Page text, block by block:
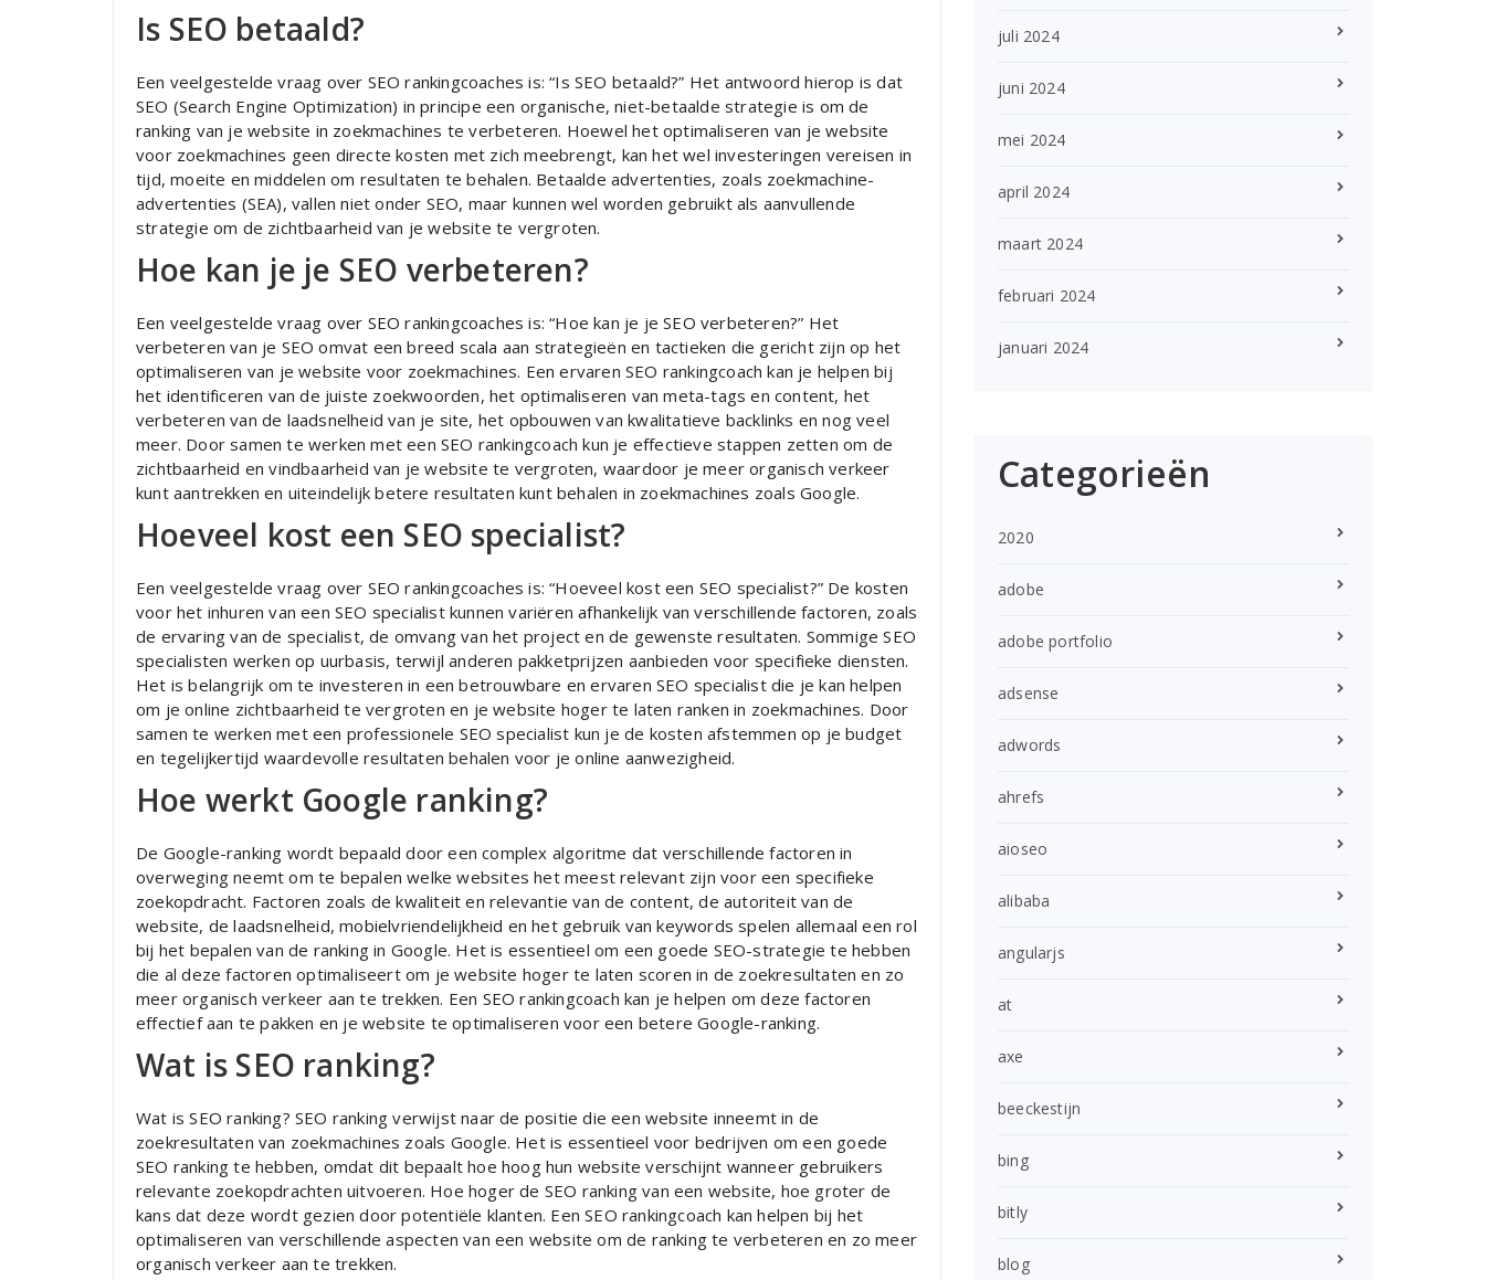
Is SEO betaald?
Een veelgestelde vraag over SEO rankingcoaches is: “Is SEO betaald?” Het antwoord hierop is dat
SEO (Search Engine Optimization) in principe een organische, niet-betaalde strategie is om de
ranking van je website in zoekmachines te verbeteren. Hoewel het optimaliseren van je website
voor zoekmachines geen directe kosten met zich meebrengt, kan het wel investeringen vereisen in
tijd, moeite en middelen om resultaten te behalen. Betaalde advertenties, zoals zoekmachine-
advertenties (SEA), vallen niet onder SEO, maar kunnen wel worden gebruikt als aanvullende
strategie om de zichtbaarheid van je website te vergroten.
Hoe kan je je SEO verbeteren?
Een veelgestelde vraag over SEO rankingcoaches is: “Hoe kan je je SEO verbeteren?” Het
verbeteren van je SEO omvat een breed scala aan strategieën en tactieken die gericht zijn op het
optimaliseren van je website voor zoekmachines. Een ervaren SEO rankingcoach kan je helpen bij
het identificeren van de juiste zoekwoorden, het optimaliseren van meta-tags en content, het
verbeteren van de laadsnelheid van je site, het opbouwen van kwalitatieve backlinks en nog veel
meer. Door samen te werken met een SEO rankingcoach kun je effectieve stappen zetten om de
zichtbaarheid en vindbaarheid van je website te vergroten, waardoor je meer organisch verkeer
kunt aantrekken en uiteindelijk betere resultaten kunt behalen in zoekmachines zoals Google.
Hoeveel kost een SEO specialist?
Een veelgestelde vraag over SEO rankingcoaches is: “Hoeveel kost een SEO specialist?” De kosten
voor het inhuren van een SEO specialist kunnen variëren afhankelijk van verschillende factoren, zoals
de ervaring van de specialist, de omvang van het project en de gewenste resultaten. Sommige SEO
specialisten werken op uurbasis, terwijl anderen pakketprijzen aanbieden voor specifieke diensten.
Het is belangrijk om te investeren in een betrouwbare en ervaren SEO specialist die je kan helpen
om je online zichtbaarheid te vergroten en je website hoger te laten ranken in zoekmachines. Door
samen te werken met een professionele SEO specialist kun je de kosten afstemmen op je budget
en tegelijkertijd waardevolle resultaten behalen voor je online aanwezigheid.
Hoe werkt Google ranking?
De Google-ranking wordt bepaald door een complex algoritme dat verschillende factoren in
overweging neemt om te bepalen welke websites het meest relevant zijn voor een specifieke
zoekopdracht. Factoren zoals de kwaliteit en relevantie van de content, de autoriteit van de
website, de laadsnelheid, mobielvriendelijkheid en het gebruik van keywords spelen allemaal een rol
bij het bepalen van de ranking in Google. Het is essentieel om een goede SEO-strategie te hebben
die al deze factoren optimaliseert om je website hoger te laten scoren in de zoekresultaten en zo
meer organisch verkeer aan te trekken. Een SEO rankingcoach kan je helpen om deze factoren
effectief aan te pakken en je website te optimaliseren voor een betere Google-ranking.
Wat is SEO ranking?
Wat is SEO ranking? SEO ranking verwijst naar de positie die een website inneemt in de
zoekresultaten van zoekmachines zoals Google. Het is essentieel voor bedrijven om een goede
SEO ranking te hebben, omdat dit bepaalt hoe hoog hun website verschijnt wanneer gebruikers
relevante zoekopdrachten uitvoeren. Hoe hoger de SEO ranking van een website, hoe groter de
kans dat deze wordt gezien door potentiële klanten. Een SEO rankingcoach kan helpen bij het
optimaliseren van verschillende aspecten van een website om de ranking te verbeteren en zo meer
organisch verkeer aan te trekken.
juli 2024
juni 2024
mei 2024
april 2024
maart 2024
februari 2024
januari 2024
Categorieën
2020
adobe
adobe portfolio
adsense
adwords
ahrefs
aioseo
alibaba
angularjs
at
axe
beeckestijn
bing
bitly
blog